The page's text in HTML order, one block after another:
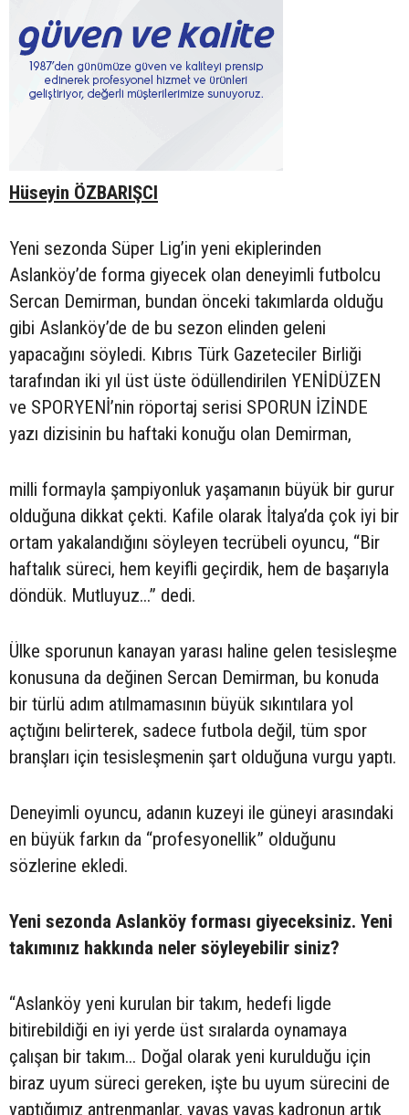
Hüseyin ÖZBARIŞCI
Yeni sezonda Süper Lig’in yeni ekiplerinden
Aslanköy’de forma giyecek olan deneyimli futbolcu
Sercan Demirman, bundan önceki takımlarda olduğu
gibi Aslanköy’de de bu sezon elinden geleni
yapacağını söyledi. Kıbrıs Türk Gazeteciler Birliği
tarafından iki yıl üst üste ödüllendirilen YENİDÜZEN
ve SPORYENİ’nin röportaj serisi SPORUN İZİNDE
yazı dizisinin bu haftaki konuğu olan Demirman,
milli formayla şampiyonluk yaşamanın büyük bir gurur
olduğuna dikkat çekti. Kafile olarak İtalya’da çok iyi bir
ortam yakalandığını söyleyen tecrübeli oyuncu, “Bir
haftalık süreci, hem keyifli geçirdik, hem de başarıyla
döndük. Mutluyuz...” dedi.
Ülke sporunun kanayan yarası haline gelen tesisleşme
konusuna da değinen Sercan Demirman, bu konuda
bir türlü adım atılmamasının büyük sıkıntılara yol
açtığını belirterek, sadece futbola değil, tüm spor
branşları için tesisleşmenin şart olduğuna vurgu yaptı.
Deneyimli oyuncu, adanın kuzeyi ile güneyi arasındaki
en büyük farkın da “profesyonellik” olduğunu
sözlerine ekledi.
Yeni sezonda Aslanköy forması giyeceksiniz. Yeni
takımınız hakkında neler söyleyebilir siniz?
“Aslanköy yeni kurulan bir takım, hedefi ligde
bitirebildiği en iyi yerde üst sıralarda oynamaya
çalışan bir takım... Doğal olarak yeni kurulduğu için
biraz uyum süreci gereken, işte bu uyum sürecini de
yaptığımız antrenmanlar, yavaş yavaş kadronun artık